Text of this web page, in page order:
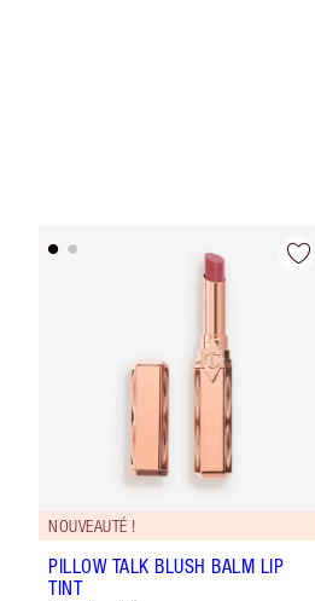
NOUVEAUTÉ !
PILLOW TALK BLUSH BALM LIP
TINT